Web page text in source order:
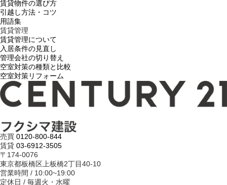
賃貸物件の選び方
引越し方法・コツ
用語集
賃貸管理
賃貸管理について
入居条件の見直し
管理会社の切り替え
空室対策の種類と比較
空室対策リフォーム
売買 0120-800-844
賃貸 03-6912-3505
〒174-0076
東京都板橋区上板橋2丁目40-10
営業時間 / 10:00~19:00
定休日 / 毎週火・水曜